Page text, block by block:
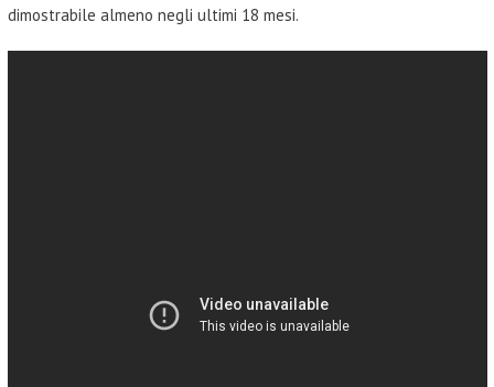
dimostrabile almeno negli ultimi 18 mesi.